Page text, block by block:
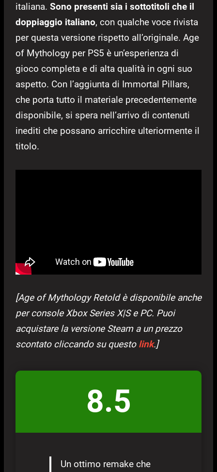
italiana. Sono presenti sia i sottotitoli che il
doppiaggio italiano, con qualche voce rivista
per questa versione rispetto all’originale. Age
of Mythology per PS5 è un’esperienza di
gioco completa e di alta qualità in ogni suo
aspetto. Con l’aggiunta di Immortal Pillars,
che porta tutto il materiale precedentemente
disponibile, si spera nell’arrivo di contenuti
inediti che possano arricchire ulteriormente il
titolo.
[Age of Mythology Retold è disponibile anche
per console Xbox Series X|S e PC. Puoi
acquistare la versione Steam a un prezzo
scontato cliccando su questo link.]
8.5
Un ottimo remake che